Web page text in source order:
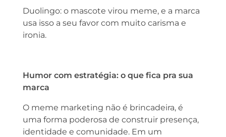
Duolingo: o mascote virou meme, e a marca
usa isso a seu favor com muito carisma e
ironia.
Humor com estratégia: o que fica pra sua
marca
O meme marketing não é brincadeira, é
uma forma poderosa de construir presença,
identidade e comunidade. Em um